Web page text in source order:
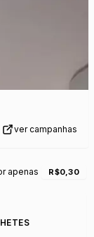
ver campanhas
apenas R$0,30